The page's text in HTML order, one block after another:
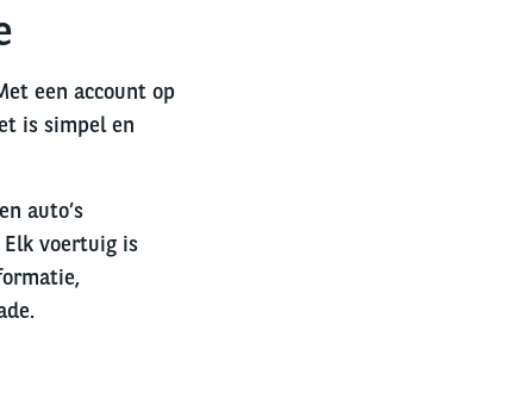
een account op
is simpel en
auto’s
Elk voertuig is